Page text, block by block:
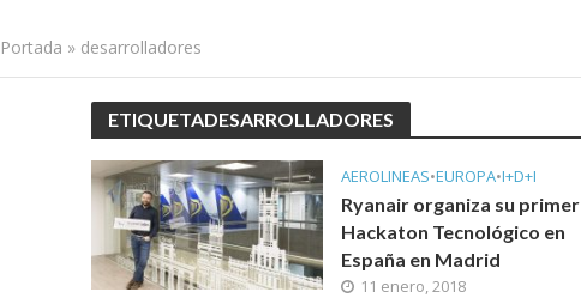
Portada » desarrolladores
ETIQUETADESARROLLADORES
AEROLINEAS•EUROPA•I+D+I
Ryanair organiza su primer
Hackaton Tecnológico en
España en Madrid
11 enero, 2018